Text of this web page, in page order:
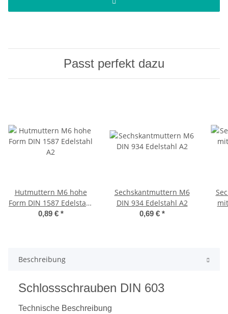
Passt perfekt dazu
Hutmuttern M6 hohe
Form DIN 1587 Edelstahl
A2
0,89 € *
Sechskantmuttern M6
DIN 934 Edelstahl A2
0,69 € *
Beschreibung
Schlossschrauben DIN 603
Technische Beschreibung